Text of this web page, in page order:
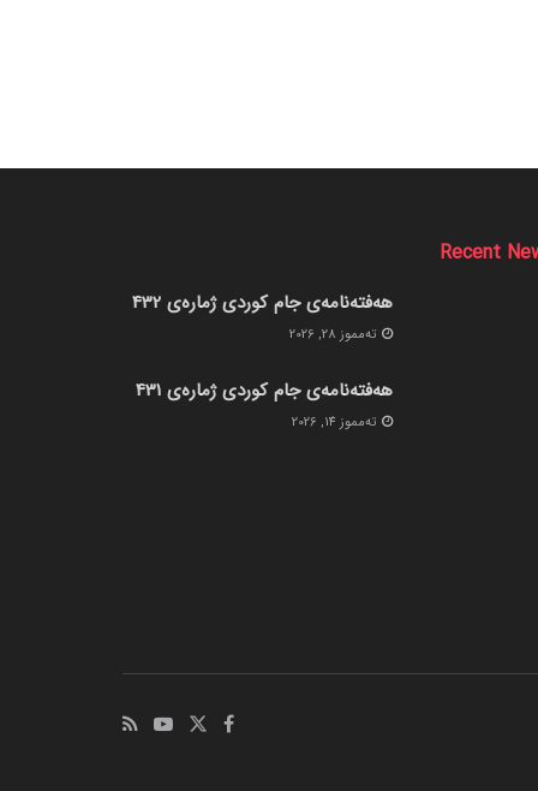
Recent
هەفتەنامەی جام کوردی ژمارەی 432
ته‌مموز 28, 2026
هەفتەنامەی جام کوردی ژمارەی 431
ته‌مموز 14, 2026